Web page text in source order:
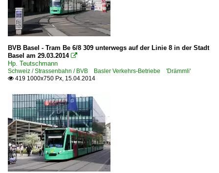
BVB Basel - Tram Be 6/8 309 unterwegs auf der Linie 8 in der Stadt
Basel am 29.03.2014 
Hp. Teutschmann
Schweiz / Strassenbahn / BVB Basler Verkehrs-Betriebe 'Drämmli'
 419 1000x750 Px, 15.04.2014